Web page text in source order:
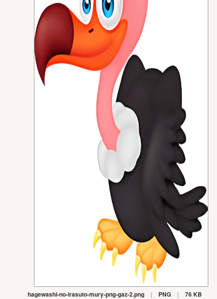
hagewashi-no-irasuto-mury-png-gaz-2.png | PNG | 76 KB